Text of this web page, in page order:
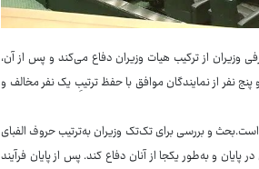
از ترکیب هیات وزیران دفاع می‌کند و پس از آن،
نفر از نمایندگان موافق با حفظ ترتیبِ یک نفر مخالف و
او ۲.۵ساعت در نظر گرفته شده است.بحث و بررسی برای تک‌تک وزیران به‌ترتیب حروف الفبای
و به‌طور یکجا از آنان دفاع کند. پس از پایان فرآیند